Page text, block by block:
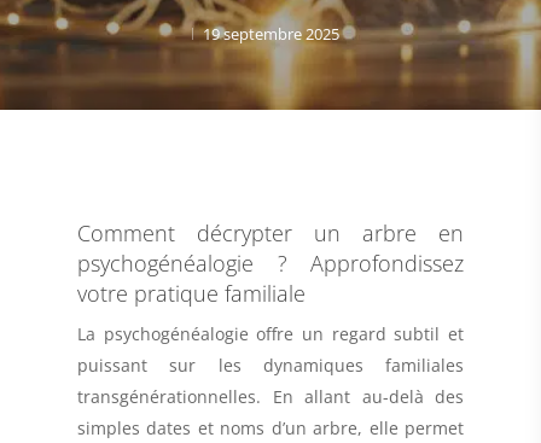
19 septembre 2025
Comment décrypter un arbre en
psychogénéalogie ? Approfondissez
votre pratique familiale
La psychogénéalogie offre un regard subtil et
puissant sur les dynamiques familiales
transgénérationnelles. En allant au-delà des
simples dates et noms d’un arbre, elle permet